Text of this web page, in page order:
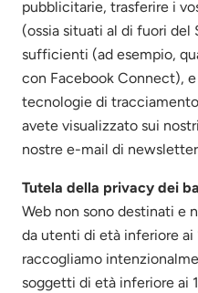
pubblicitarie, trasferire i
(ossia situati al di fuori del
sufficienti (ad esempio,
con Facebook Connect),
tecnologie di
avete visualizzato sui
nostre e-mail di
Tutela della privacy dei
Web non sono destinati e
da utenti di età inferiore ai
raccogliamo
soggetti di età inferiore ai